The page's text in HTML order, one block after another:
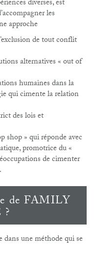
diverses, est
les
approche
de tout conflit
alternatives « out of
humaines dans la
qui cimente la relation
des lois et
shop » qui réponde avec
promotrice du «
de cimenter
de FAMILY
une méthode qui se